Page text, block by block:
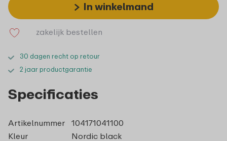
In winkelmand
zakelijk bestellen
30 dagen recht op retour
2 jaar productgarantie
Specificaties
Artikelnummer
104171041100
Kleur
Nordic black